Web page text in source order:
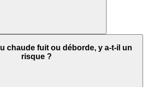
chaude fuit ou déborde, y a-t-il un
risque ?